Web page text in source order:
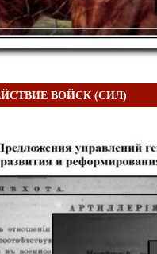
ВОЙСК (СИЛ)